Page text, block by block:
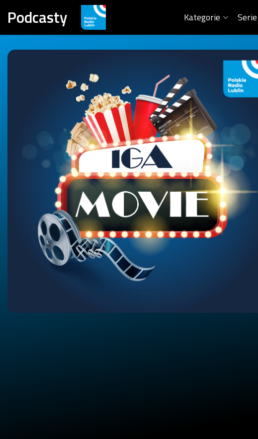
Podcasty Kategorie Serie